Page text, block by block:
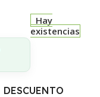
Hay
existencias
DESCUENTO